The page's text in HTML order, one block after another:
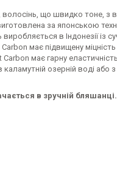
волосінь, що швидко тоне,
за японською
в Індонезії із
має підвищену міцність
має гарну
озерній воді або
в зручній бляшанці.